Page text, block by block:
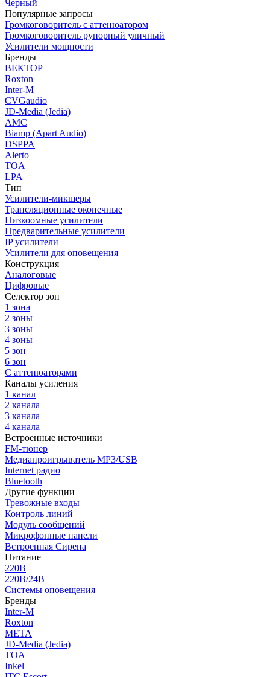
Черный
Популярные запросы
Громкоговоритель с аттенюатором
Громкоговоритель рупорный уличный
Усилители мощности
Бренды
ВЕКТОР
Roxton
Inter-M
CVGaudio
JD-Media (Jedia)
AMC
Biamp (Apart Audio)
DSPPA
Alerto
TOA
LPA
Тип
Усилители-микшеры
Трансляционные оконечные
Низкоомные усилители
Предварительные усилители
IP усилители
Усилители для оповещения
Конструкция
Аналоговые
Цифровые
Селектор зон
1 зона
2 зоны
3 зоны
4 зоны
5 зон
6 зон
С аттенюаторами
Каналы усиления
1 канал
2 канала
3 канала
4 канала
Встроенные источники
FM-тюнер
Медиапроигрыватель MP3/USB
Internet радио
Bluetooth
Другие функции
Тревожные входы
Контроль линий
Модуль сообщений
Микрофонные панели
Встроенная Сирена
Питание
220В
220В/24В
Системы оповещения
Бренды
Inter-M
Roxton
МЕТА
JD-Media (Jedia)
TOA
Inkel